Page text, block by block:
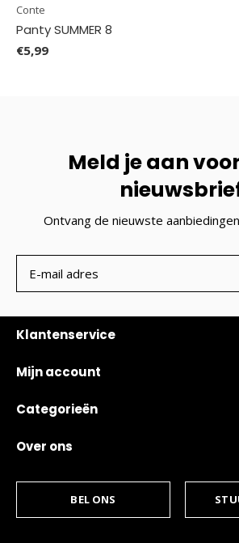
Conte
Panty SUMMER 8
€5,99
Meld je aan
Ontvang de nieuwste
Klantenservice
Mijn account
Categorieën
Over ons
BEL ONS